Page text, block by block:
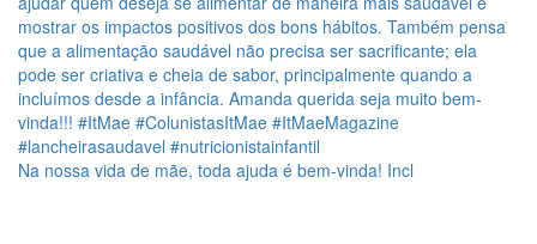
Na nossa vida de mãe, toda ajuda é bem-vinda! Incl